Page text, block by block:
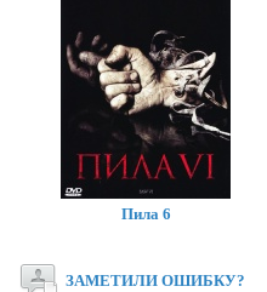
Пила 6
ЗАМЕТИЛИ ОШИБКУ?